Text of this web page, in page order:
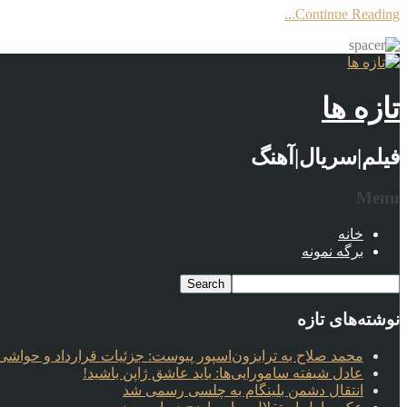
Continue Reading...
تازه ها
فیلم|سریال|آهنگ
Menu
خانه
برگه نمونه
نوشته‌های تازه
محمد صلاح به ترابزون‌اسپور پیوست: جزئیات قرارداد و حواشی
عادل شیفته سامورایی‌ها: باید عاشق ژاپن باشید!
انتقال دشمن بلینگام به چلسی رسمی شد